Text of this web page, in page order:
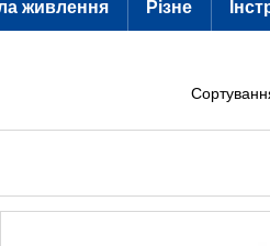
живлення Різне